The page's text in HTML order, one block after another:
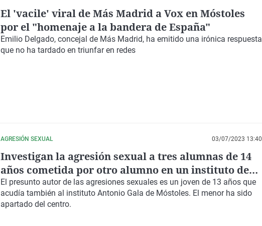
El 'vacile' viral de Más Madrid a Vox en Móstoles
por el "homenaje a la bandera de España"
Emilio Delgado, concejal de Más Madrid, ha emitido una irónica respuesta
que no ha tardado en triunfar en redes
AGRESIÓN SEXUAL 03/07/2023 13:40
Investigan la agresión sexual a tres alumnas de 14
años cometida por otro alumno en un instituto de
Móstoles
El presunto autor de las agresiones sexuales es un joven de 13 años que
acudía también al instituto Antonio Gala de Móstoles. El menor ha sido
apartado del centro.